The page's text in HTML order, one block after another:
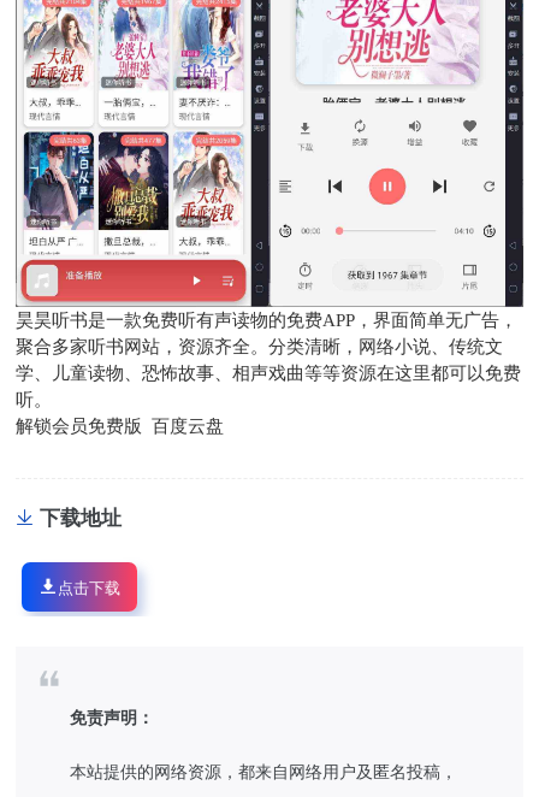
昊昊听书是一款免费听有声读物的免费APP，界面简单无广告，
聚合多家听书网站，资源齐全。分类清晰，网络小说、传统文
学、儿童读物、恐怖故事、相声戏曲等等资源在这里都可以免费
听。
解锁会员免费版 百度云盘
下载地址
点击下载
免责声明：
本站提供的网络资源，都来自网络用户及匿名投稿，